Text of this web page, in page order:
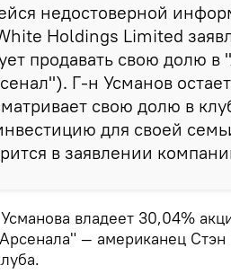
недостоверной
Holdings Limited
продавать свою долю в
Г-н Усманов
свою долю в
для своей
в заявлении
владеет 30,04%
— американец